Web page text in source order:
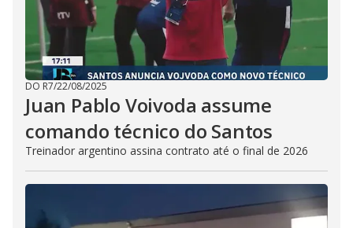
DO R7/22/08/2025
Juan Pablo Voivoda assume
comando técnico do Santos
Treinador argentino assina contrato até o final de 2026